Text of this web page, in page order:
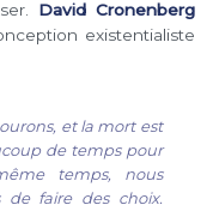
David Cronenberg
existentialiste
et la mort est
de temps pour
temps, nous
de faire des choix.